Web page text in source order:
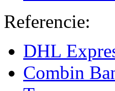
Referencie:
DHL
Combin